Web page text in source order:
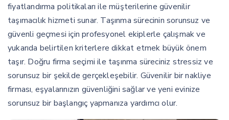
fiyatlandırma politikaları ile müşterilerine güvenilir
taşımacılık hizmeti sunar. Taşınma sürecinin sorunsuz ve
güvenli geçmesi için profesyonel ekiplerle çalışmak ve
yukarıda belirtilen kriterlere dikkat etmek büyük önem
taşır. Doğru firma seçimi ile taşınma süreciniz stressiz ve
sorunsuz bir şekilde gerçekleşebilir. Güvenilir bir nakliye
firması, eşyalarınızın güvenliğini sağlar ve yeni evinize
sorunsuz bir başlangıç yapmanıza yardımcı olur.